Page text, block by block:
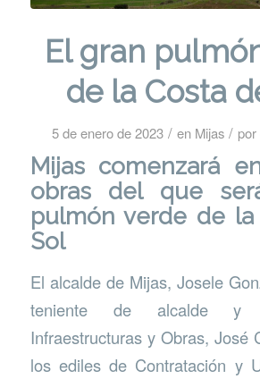
El gran
de la Costa
5 de enero de 2023 / en Mijas / por
Mijas comenzará
obras del que
pulmón verde de
Sol
El alcalde de Mijas, Josele
teniente de alcalde y
Infraestructuras y Obras, José
los ediles de Contratación y